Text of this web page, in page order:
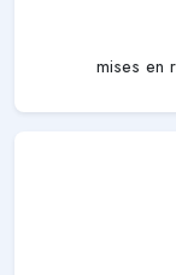
mises en